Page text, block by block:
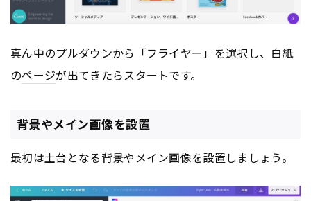
真ん中のプルダウンから「フライヤー」を選択し、白紙
のページが出てきたらスタートです。
背景やメイン画像を設置
最初は土台となる背景やメイン画像を設置しましょう。